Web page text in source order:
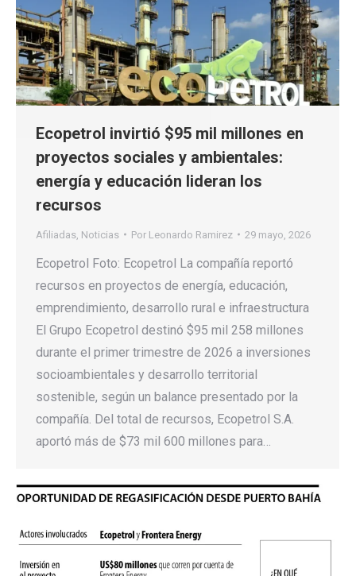
Ecopetrol invirtió $95 mil millones en
proyectos sociales y ambientales:
energía y educación lideran los
recursos
Afiliadas Noticias Por Leonardo Ramirez 29 mayo, 2026
Ecopetrol Foto: Ecopetrol La compañía reportó
recursos en proyectos de energía, educación,
emprendimiento, desarrollo rural e infraestructura
El Grupo Ecopetrol destinó $95 mil 258 millones
durante el primer trimestre de 2026 a inversiones
socioambientales y desarrollo territorial
sostenible, según un balance presentado por la
compañía. Del total de recursos, Ecopetrol S.A.
aportó más de $73 mil 600 millones para…